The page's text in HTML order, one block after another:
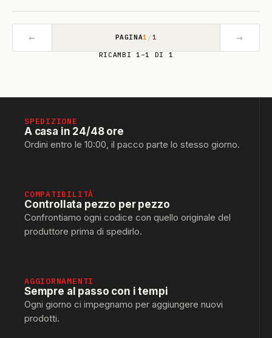
← PAGINA1 /1 →
RICAMBI 1–1 DI 1
SPEDIZIONE
A casa in 24/48 ore
Ordini entro le 10:00, il pacco parte lo stesso giorno.
COMPATIBILITÀ
Controllata pezzo per pezzo
Confrontiamo ogni codice con quello originale del
produttore prima di spedirlo.
AGGIORNAMENTI
Sempre al passo con i tempi
Ogni giorno ci impegnamo per aggiungere nuovi
prodotti.